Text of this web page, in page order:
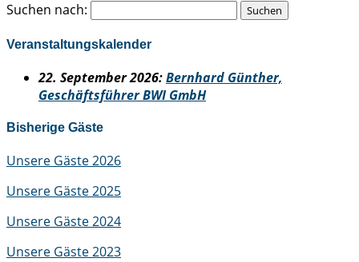
Suchen nach:
Veranstaltungskalender
22. September 2026:Bernhard Günther,
Geschäftsführer BWI GmbH
Bisherige Gäste
Unsere Gäste 2026
Unsere Gäste 2025
Unsere Gäste 2024
Unsere Gäste 2023